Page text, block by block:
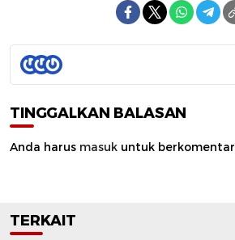
TINGGALKAN BALASAN
Anda harus masuk untuk
TERKAIT